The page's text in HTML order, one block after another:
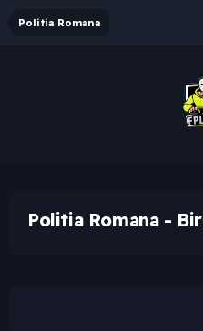
Politia Romana
Politia Romana -